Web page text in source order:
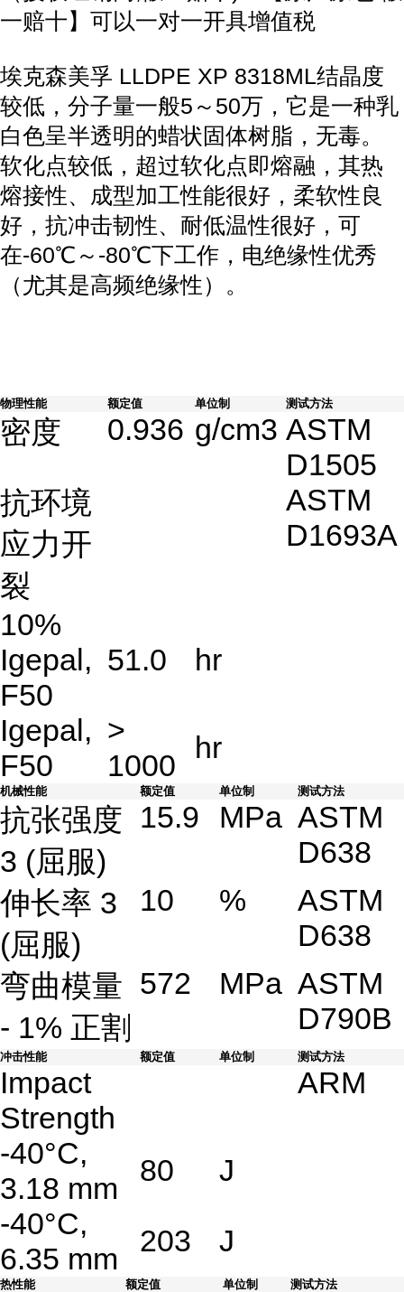
一赔十】可以一对一开具增值税
埃克森美孚 LLDPE XP 8318ML结晶度
较低，分子量一般5～50万，它是一种乳
白色呈半透明的蜡状固体树脂，无毒。
软化点较低，超过软化点即熔融，其热
熔接性、成型加工性能很好，柔软性良
好，抗冲击韧性、耐低温性很好，可
在-60℃～-80℃下工作，电绝缘性优秀
（尤其是高频绝缘性）。
物理性能 额定值 单位制 测试方法
密度 0.936 g/cm3 ASTM
D1505
抗环境
应力开
裂
ASTM
D1693A
10%
Igepal,
F50
51.0 hr
Igepal,
F50
>
1000
hr
机械性能 额定值 单位制 测试方法
抗张强度
3 (屈服)
15.9 MPa ASTM
D638
伸长率 3
(屈服)
10 %
ASTM
D638
弯曲模量
- 1% 正割
572 MPa ASTM
D790B
冲击性能 额定值 单位制 测试方法
Impact
Strength
ARM
-40°C,
3.18 mm
80
J
-40°C,
6.35 mm
203 J
热性能 额定值 单位制 测试方法